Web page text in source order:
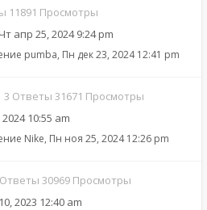
11891 Просмотры
Чт апр 25, 2024 9:24 pm
pumba, Пн дек 23, 2024 12:41 pm
3 Ответы 31671 Просмотры
10:55 am
Nike, Пн ноя 25, 2024 12:26 pm
30969 Просмотры
2023 12:40 am